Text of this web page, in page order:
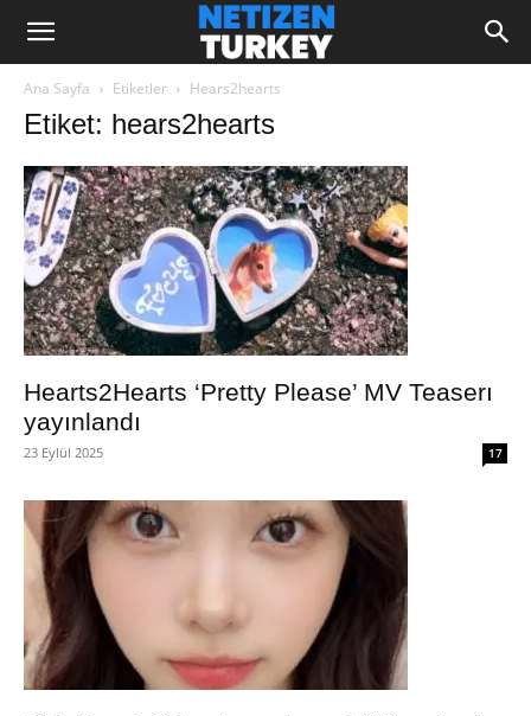
Ana Sayfa Etiketler Hears2hearts
Etiket: hears2hearts
Hearts2Hearts ‘Pretty Please’ MV Teaserı
yayınlandı
23 Eylül 2025 17